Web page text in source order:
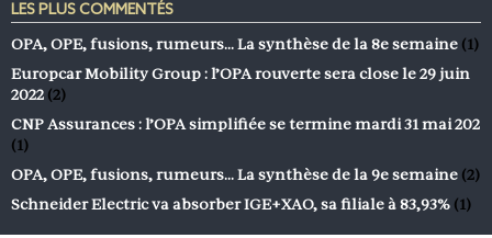
LES PLUS COMMENTÉS
OPA, OPE, fusions, rumeurs… La synthèse de la 8e semaine (1)
Europcar Mobility Group : l’OPA rouverte sera close le 29 juin
2022 (2)
CNP Assurances : l’OPA simplifiée se termine mardi 31 mai 202
(1)
OPA, OPE, fusions, rumeurs… La synthèse de la 9e semaine (2)
Schneider Electric va absorber IGE+XAO, sa filiale à 83,93% (1)